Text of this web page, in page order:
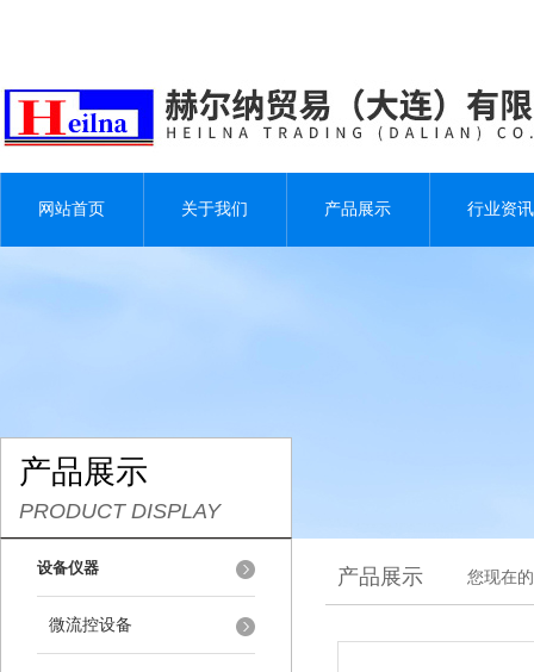
网站首页 关于我们 产品展示 行业资讯
产品展示
PRODUCT DISPLAY
设备仪器
微流控设备
产品展示 您现在